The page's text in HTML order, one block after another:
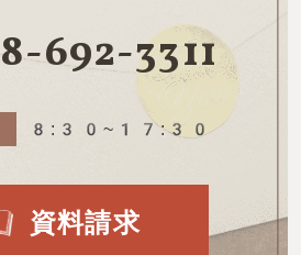
692-3311
8:30~17:30
資料請求